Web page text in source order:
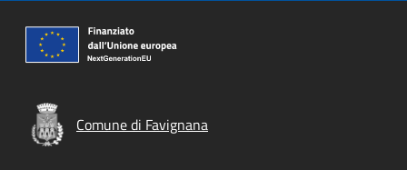
Comune di Favignana